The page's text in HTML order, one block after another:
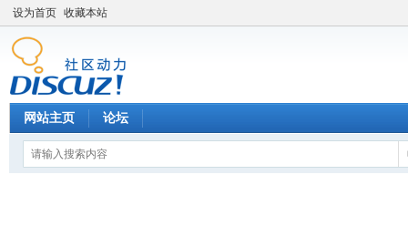
设为首页 收藏本站
网站主页 论坛